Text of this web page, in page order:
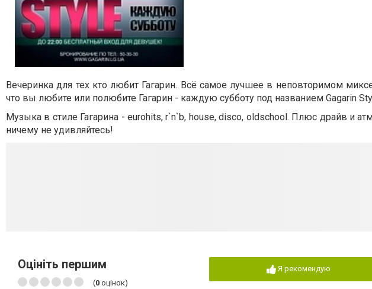
Вечеринка для тех кто любит Гагарин. Всё самое лучшее в неповторимом
что вы любите или полюбите Гагарин - каждую субботу под названием Gagarin
Музыка в стиле Гагарина - eurohits, r`n`b, house, disco, oldschool. Плюс драйв и
ничему не удивляйтесь!
Оцініть першим
(0 оцінок)
Я рекомендую